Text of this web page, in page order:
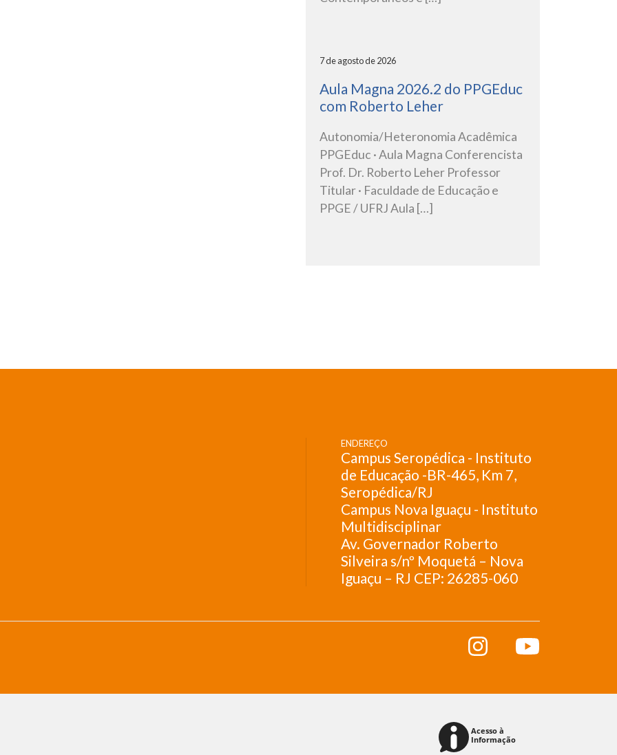
7 de agosto de 2026
Aula Magna 2026.2 do PPGEduc
com Roberto Leher
Autonomia/Heteronomia Acadêmica
PPGEduc · Aula Magna Conferencista
Prof. Dr. Roberto Leher Professor
Titular · Faculdade de Educação e
PPGE / UFRJ Aula […]
ENDEREÇO
Campus Seropédica - Instituto
de Educação -BR-465, Km 7,
Seropédica/RJ
Campus Nova Iguaçu - Instituto
Multidisciplinar
Av. Governador Roberto
Silveira s/nº Moquetá – Nova
Iguaçu – RJ CEP: 26285-060